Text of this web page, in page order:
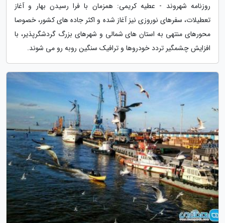
روزنامه شهروند - عطیه کریمی: همزمان با فرا رسیدن بهار و آغاز
تعطیلات، سفرهای نوروزی نیز آغاز شده و اکثر جاده های کشور، خصوصا
محورهای منتهی به استان های شمالی و شهرهای بزرگ گردشگرپذیر، با
افزایش چشمگیر تردد خودروها و ترافیک سنگین روبه رو می شوند.